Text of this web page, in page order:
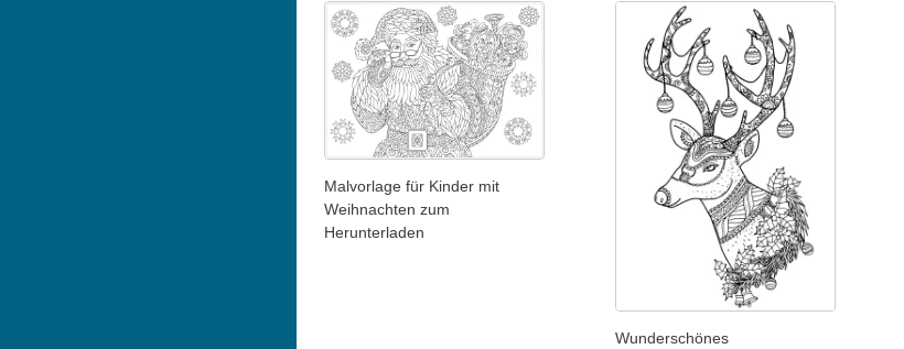
Malvorlage für Kinder mit
Weihnachten zum
Herunterladen
Wunderschönes